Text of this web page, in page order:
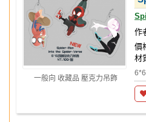
一般向 收藏品 壓克力吊飾
作
價
材